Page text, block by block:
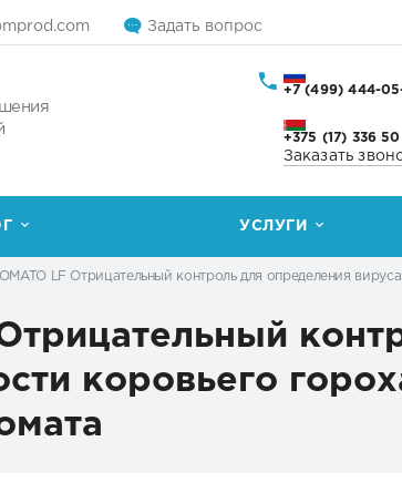
Задать вопрос
+7 (499) 444-
+375 (17) 336
Заказать
УСЛУГИ
LF Отрицательный контроль для определения
коровьего